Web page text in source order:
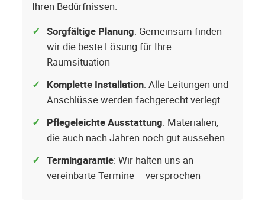
Ihren Bedürfnissen.
Sorgfältige Planung: Gemeinsam finden
wir die beste Lösung für Ihre
Raumsituation
Komplette Installation: Alle Leitungen und
Anschlüsse werden fachgerecht verlegt
Pflegeleichte Ausstattung: Materialien,
die auch nach Jahren noch gut aussehen
Termingarantie: Wir halten uns an
vereinbarte Termine – versprochen